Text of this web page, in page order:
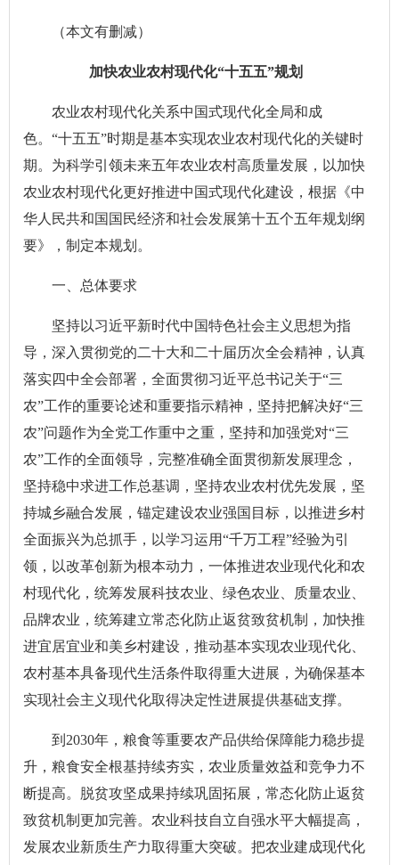
（本文有删减）
加快农业农村现代化“十五五”规划
农业农村现代化关系中国式现代化全局和成
色。“十五五”时期是基本实现农业农村现代化的关键时
期。为科学引领未来五年农业农村高质量发展，以加快
农业农村现代化更好推进中国式现代化建设，根据《中
华人民共和国国民经济和社会发展第十五个五年规划纲
要》，制定本规划。
一、总体要求
坚持以习近平新时代中国特色社会主义思想为指
导，深入贯彻党的二十大和二十届历次全会精神，认真
落实四中全会部署，全面贯彻习近平总书记关于“三
农”工作的重要论述和重要指示精神，坚持把解决好“三
农”问题作为全党工作重中之重，坚持和加强党对“三
农”工作的全面领导，完整准确全面贯彻新发展理念，
坚持稳中求进工作总基调，坚持农业农村优先发展，坚
持城乡融合发展，锚定建设农业强国目标，以推进乡村
全面振兴为总抓手，以学习运用“千万工程”经验为引
领，以改革创新为根本动力，一体推进农业现代化和农
村现代化，统筹发展科技农业、绿色农业、质量农业、
品牌农业，统筹建立常态化防止返贫致贫机制，加快推
进宜居宜业和美乡村建设，推动基本实现农业现代化、
农村基本具备现代生活条件取得重大进展，为确保基本
实现社会主义现代化取得决定性进展提供基础支撑。
到2030年，粮食等重要农产品供给保障能力稳步提
升，粮食安全根基持续夯实，农业质量效益和竞争力不
断提高。脱贫攻坚成果持续巩固拓展，常态化防止返贫
致贫机制更加完善。农业科技自立自强水平大幅提高，
发展农业新质生产力取得重大突破。把农业建成现代化